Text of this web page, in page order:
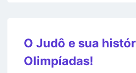
O Judô e sua
Olimpíadas!